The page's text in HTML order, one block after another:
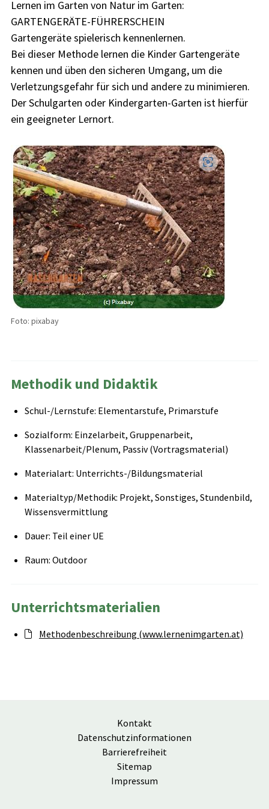
Lernen im Garten von Natur im Garten:
GARTENGERÄTE-FÜHRERSCHEIN
Gartengeräte spielerisch kennenlernen.
Bei dieser Methode lernen die Kinder Gartengeräte
kennen und üben den sicheren Umgang, um die
Verletzungsgefahr für sich und andere zu minimieren.
Der Schulgarten oder Kindergarten-Garten ist hierfür
ein geeigneter Lernort.
Foto: pixabay
Methodik und Didaktik
Schul-/Lernstufe: Elementarstufe, Primarstufe
Sozialform: Einzelarbeit, Gruppenarbeit,
Klassenarbeit/Plenum, Passiv (Vortragsmaterial)
Materialart: Unterrichts-/Bildungsmaterial
Materialtyp/Methodik: Projekt, Sonstiges, Stundenbild,
Wissensvermittlung
Dauer: Teil einer UE
Raum: Outdoor
Unterrichtsmaterialien
Methodenbeschreibung (www.lernenimgarten.at)
Kontakt
Datenschutzinformationen
Barrierefreiheit
Sitemap
Impressum